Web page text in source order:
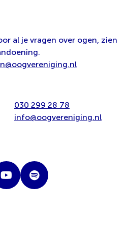
al je vragen over ogen, zien
030 299 28 78
info@oogvereniging.nl